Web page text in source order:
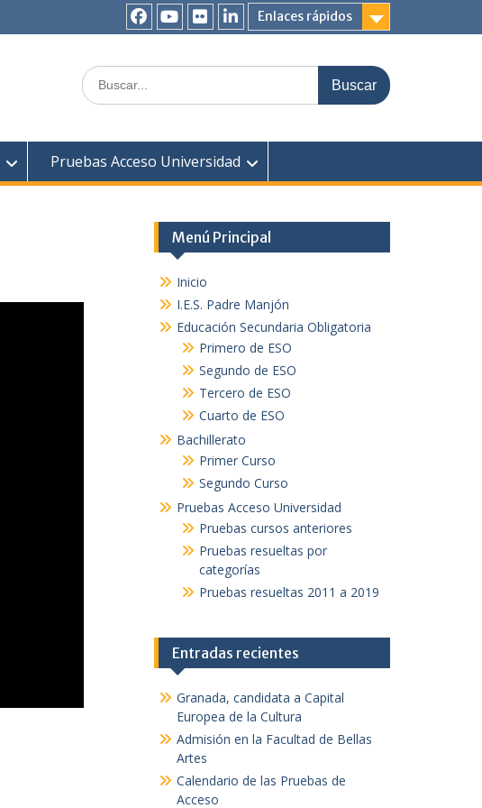
Enlaces rápidos
FacebookYouTube
FlickrLinkedin
Buscar:
Pruebas Acceso Universidad
Menú Principal
Inicio
I.E.S. Padre Manjón
Educación Secundaria Obligatoria
Primero de ESO
Segundo de ESO
Tercero de ESO
Cuarto de ESO
Bachillerato
Primer Curso
Segundo Curso
Pruebas Acceso Universidad
Pruebas cursos anteriores
Pruebas resueltas por
categorías
Pruebas resueltas 2011 a 2019
Entradas recientes
Granada, candidata a Capital
Europea de la Cultura
Admisión en la Facultad de Bellas
Artes
Calendario de las Pruebas de
Acceso